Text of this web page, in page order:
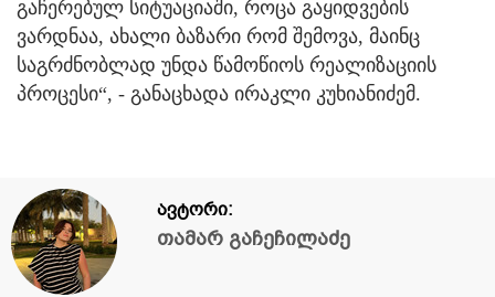
გაჩერებულ სიტუაციაში, როცა გაყიდვების
ვარდნაა, ახალი ბაზარი რომ შემოვა, მაინც
საგრძნობლად უნდა წამოწიოს რეალიზაციის
პროცესი“, - განაცხადა ირაკლი კუხიანიძემ.
ავტორი:
თამარ გაჩეჩილაძე